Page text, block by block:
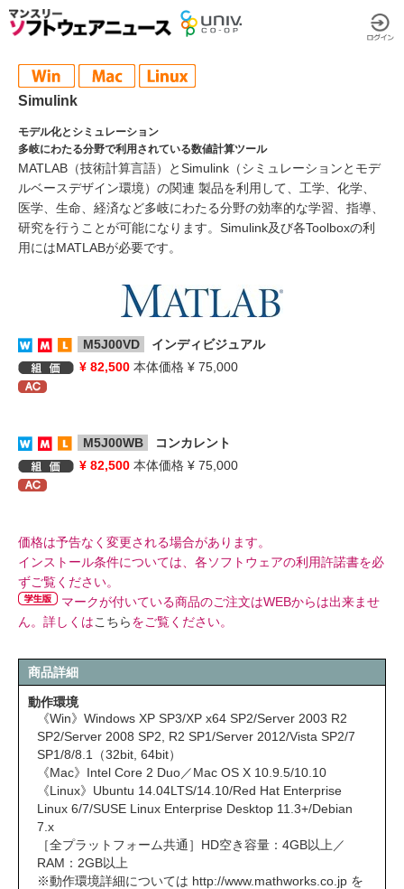
Simulink
モデル化とシミュレーション
多岐にわたる分野で利用されている数値計算ツール
MATLAB（技術計算言語）とSimulink（シミュレーションとモデ
ルベースデザイン環境）の関連 製品を利用して、工学、化学、
医学、生命、経済など多岐にわたる分野の効率的な学習、指導、
研究を行うことが可能になります。Simulink及び各Toolboxの利
用にはMATLABが必要です。
M5J00VD
インディビジュアル
¥ 82,500 本体価格 ¥ 75,000
M5J00WB
コンカレント
¥ 82,500 本体価格 ¥ 75,000
価格は予告なく変更される場合があります。
インストール条件については、各ソフトウェアの利用許諾書を必
ずご覧ください。
マークが付いている商品のご注文はWEBからは出来ませ
ん。詳しくはこちらをご覧ください。
商品詳細
動作環境
《Win》Windows XP SP3/XP x64 SP2/Server 2003 R2
SP2/Server 2008 SP2, R2 SP1/Server 2012/Vista SP2/7
SP1/8/8.1（32bit, 64bit）
《Mac》Intel Core 2 Duo／Mac OS X 10.9.5/10.10
《Linux》Ubuntu 14.04LTS/14.10/Red Hat Enterprise
Linux 6/7/SUSE Linux Enterprise Desktop 11.3+/Debian
7.x
［全プラットフォーム共通］HD空き容量：4GB以上／
RAM：2GB以上
※動作環境詳細については http://www.mathworks.co.jp を